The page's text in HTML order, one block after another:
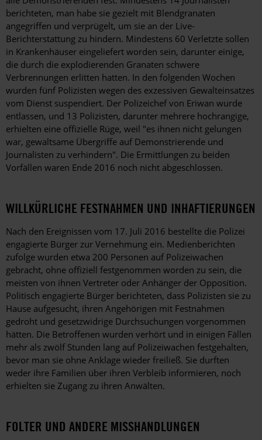
berichteten, man habe sie gezielt mit Blendgranaten
angegriffen und verprügelt, um sie an der Live-
Berichterstattung zu hindern. Mindestens 60 Verletzte sollen
in Krankenhäuser eingeliefert worden sein, darunter einige,
die durch die explodierenden Granaten schwere
Verbrennungen erlitten hatten. In den folgenden Wochen
wurden fünf Polizisten wegen des exzessiven Gewalteinsatzes
vom Dienst suspendiert. Der Polizeichef von Eriwan wurde
entlassen, und 13 Polizisten, darunter mehrere hochrangige,
erhielten eine offizielle Rüge, weil "es ihnen nicht gelungen
war, gewaltsame Übergriffe auf Demonstrierende und
Journalisten zu verhindern". Die Ermittlungen zu beiden
Vorfällen waren Ende 2016 noch nicht abgeschlossen.
WILLKÜRLICHE FESTNAHMEN UND INHAFTIERUNGEN
Nach den Ereignissen vom 17. Juli 2016 bestellte die Polizei
engagierte Bürger zur Vernehmung ein. Medienberichten
zufolge wurden etwa 200 Personen auf Polizeiwachen
gebracht, ohne offiziell festgenommen worden zu sein, die
meisten von ihnen Vertreter oder Anhänger der Opposition.
Politisch engagierte Bürger berichteten, dass Polizisten sie zu
Hause aufgesucht, ihren Angehörigen mit Festnahmen
gedroht und gesetzwidrige Durchsuchungen vorgenommen
hätten. Die Betroffenen wurden verhört und in einigen Fällen
mehr als zwölf Stunden lang auf Polizeiwachen festgehalten,
bevor man sie ohne Anklage wieder freiließ. Sie durften
weder ihre Familien über ihren Verbleib informieren, noch
erhielten sie Zugang zu ihren Anwälten.
FOLTER UND ANDERE MISSHANDLUNGEN